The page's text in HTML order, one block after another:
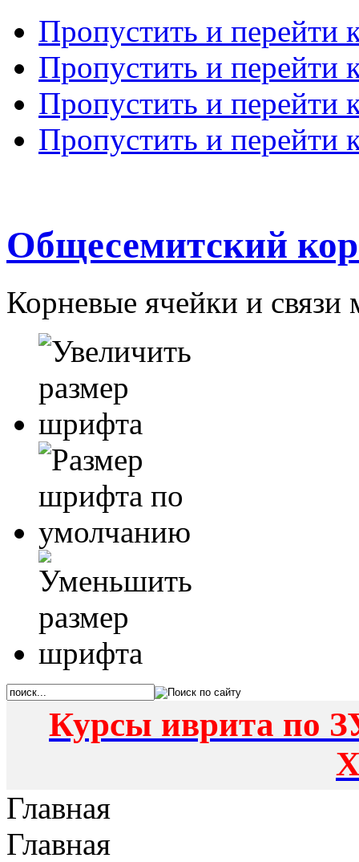
Пропустить и перейти
Пропустить и перейти
Пропустить и перейти
Пропустить и перейти
Общесемитский
Корневые ячейки и
Курсы иврита по
Главная
Главная